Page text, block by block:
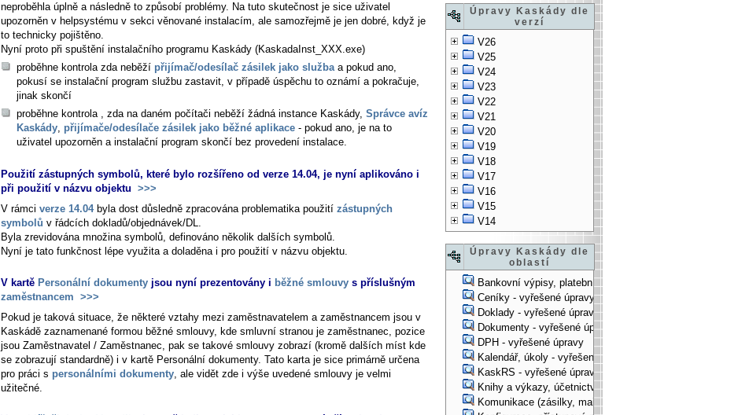
Úpravy Kaskády dle
verzí
V26
V25
V24
V23
V22
V21
V20
V19
V18
V17
V16
V15
V14
Úpravy Kaskády dle
oblastí
Bankovní výpisy, platební příkazy - vyřešené úpravy
Ceníky - vyřešené úpravy
Doklady - vyřešené úpravy
Dokumenty - vyřešené úpravy
DPH - vyřešené úpravy
Kalendář, úkoly - vyřešené úpravy
KaskRS - vyřešené úpravy
Knihy a výkazy, účetnictví - vyřešené úpravy
Komunikace (zásilky, mail-systém, ...) - vyřešené úpravy
neproběhla úplně a následně to způsobí problémy. Na tuto skutečnost je sice uživatel
upozorněn v helpsystému v sekci věnované instalacím, ale samozřejmě je jen dobré, když je
to technicky pojištěno.
Nyní proto při spuštění instalačního programu Kaskády (KaskadaInst_XXX.exe)
proběhne kontrola zda neběží přijímač/odesílač zásilek jako službaa pokud ano,
pokusí se instalační program službu zastavit, v případě úspěchu to oznámí a pokračuje,
jinak skončí
proběhne kontrola , zda na daném počítači neběží žádná instance Kaskády, Správce avíz
Kaskády, přijímače/odesílače zásilek jako běžné aplikace - pokud ano, je na to
uživatel upozorněn a instalační program skončí bez provedení instalace.
Použití zástupných symbolů, které bylo rozšířeno od verze 14.04, je nyní aplikováno i
při použití v názvu objektu >>>
V rámci verze 14.04byla dost důsledně zpracována problematika použití zástupných
symbolů v řádcích dokladů/objednávek/DL.
Byla zrevidována množina symbolů, definováno několik dalších symbolů.
Nyní je tato funkčnost lépe využita a doladěna i pro použití v názvu objektu.
V kartě Personální dokumenty jsou nyní prezentovány i běžné smlouvy s příslušným
zaměstnancem >>>
Pokud je taková situace, že některé vztahy mezi zaměstnavatelem a zaměstnancem jsou v
Kaskádě zaznamenané formou běžné smlouvy, kde smluvní stranou je zaměstnanec, pozice
jsou Zaměstnavatel / Zaměstnanec, pak se takové smlouvy zobrazí (kromě dalších míst kde
se zobrazují standardně) i v kartě Personální dokumenty. Tato karta je sice primárně určena
pro práci s personálními dokumenty , ale vidět zde i výše uvedené smlouvy je velmi
užitečné.